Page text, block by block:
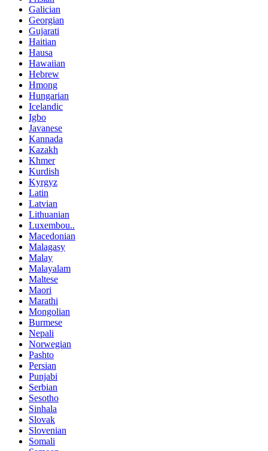
Galician
Georgian
Gujarati
Haitian
Hausa
Hawaiian
Hebrew
Hmong
Hungarian
Icelandic
Igbo
Javanese
Kannada
Kazakh
Khmer
Kurdish
Kyrgyz
Latin
Latvian
Lithuanian
Luxembou..
Macedonian
Malagasy
Malay
Malayalam
Maltese
Maori
Marathi
Mongolian
Burmese
Nepali
Norwegian
Pashto
Persian
Punjabi
Serbian
Sesotho
Sinhala
Slovak
Slovenian
Somali